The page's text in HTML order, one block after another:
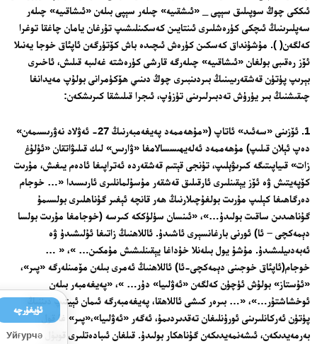
ئىككى چوڭ سوپىلىق سېپى _ «ئىشقىيە» چىلەر سېپى بىلەن «ئىشاقىيە» چىلەر
سەپلىرىنىڭ ئىچكى كۈرەشلىرى ئىنتايىن كەسكىنلىشىپ تۇرغان يامان چاغقا توغرا
كەلگەن( ). مۇشۇنداق كەسكىن كۈرەش ئىچىدە باش كۆتۈرگەن ئاپئاق خوجا يەنىلا
ئۆز رەقىبى بولغان «ئىشاقىيە» چىلەرگە قارشى كۈرەشتە غەلىبە قىلىش، ئاخىرى
بېرىپ پۈتۈن قەشقەرىيىنىڭ بىردىنبىرى چوڭ دىنىي ھۆكۈمرانى بولۇپ مەيدانغا
چىقىشنىڭ بىر يۈرۈش تەدبىرلىرىنى تۈزۈپ، ئىجرا قىلىشقا كىرىشكەن:
1. ئۆزىنى «سەئىد» ئاتاپ («مۇھەممەد پەيغەمبەرنىڭ 27- ئەۋلاد نەۋرىسىمەن»
دەپ ئېلان قىلىپ) مۇھەممەد ئەلەيھىسسالامغا «ۋارىس» لىك قىلىۋاتقان «ئۇلۇغ
زات» قىياپىتىگە كىرىۋېلىپ، تۇنجى قېتىم قەشقەردە ئەتراپىغا ئادەم يىغىش، مۇرىت
كۆپەيتىش ۋە ئۆز يېقىنلىرى ئارقىلىق قەشقەر مۇسۇلمانلىرى ئارىسىدا «… خوجام
دەرگاھىغا كېلىپ مۇرىت بولغۇچىلارنىڭ ھەر قانچە ئېغىر گۇناھلىرى بولسىمۇ
گۇناھىدىن ساقىت بولىدۇ…»، «ئىنسان سۈلۈككە كىرسە (خوجامغا مۇرىت بولسا
دېمەكچى – ئا) ئورنى بارغانسېرى ئاشىدۇ. ئاللاھنىڭ زاتىغا ئۇلىشىدۇ ۋە
ئەبەدىيلىشىدۇ. مۇشۇ يول بىلەنلا خۇداغا يېقىنلىشىش مۇمكىن… »، « …
خوجام(ئاپئاق خوجىنى دېمەكچى-ئا) ئاللاھنىڭ ئەمرى بىلەن مۆمىنلەرگە «پىر»،
«ئۇستاز» بولۇش ئۈچۈن كەلگەن «ئەۋلىيا» دۇر… »، «پەيغەمبەر بىلەن
ئوخشاشتۇر…»، «… بىرەر كىشى ئاللاھقا، پەيغەمبەرگە ئىمان ئېيتىپ دىننىڭ
پۈتۈن ئەركانلىرىنى ئورۇنلىغان تەقدىردىمۇ، ئەگەر «ئەۋلىيا»،«پىر» غا قول
بەرمەيدىكەن، ئىشەنمەيدىكەن گۇناھكار بولىدۇ. قىلغان ئىبادەتلىرى قوبۇل
ئۇيغۇرچە
Уйғурчә